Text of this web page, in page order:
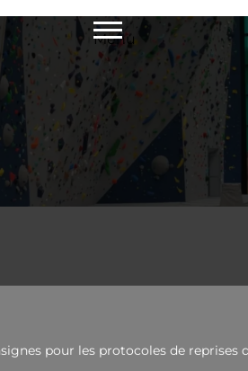
Menu
pour les protocoles de reprises